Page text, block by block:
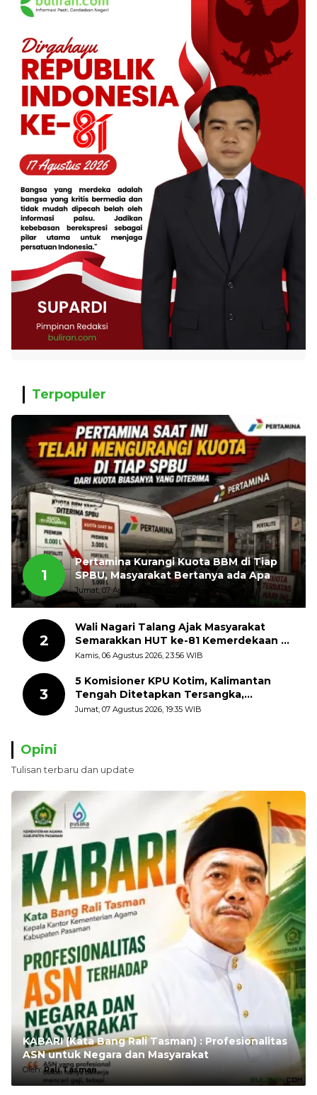
Terpopuler
1
Pertamina Kurangi Kuota BBM di Tiap
SPBU, Masyarakat Bertanya ada Apa
Jumat, 07 Agustus 2026, 11:03 WIB
2
Wali Nagari Talang Ajak Masyarakat
Semarakkan HUT ke-81 Kemerdekaan RI
dengan Mengibarkan Bendera Merah
Kamis, 06 Agustus 2026, 23:56 WIB
3
5 Komisioner KPU Kotim, Kalimantan
Tengah Ditetapkan Tersangka,
Kerugian Negara ditaksir 10 Milyard
Jumat, 07 Agustus 2026, 19:35 WIB
Opini
Tulisan terbaru dan update
KABARI (Kata Bang Rali Tasman) : Profesionalitas
ASN untuk Negara dan Masyarakat
Oleh:Rali Tasman